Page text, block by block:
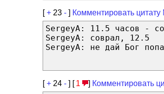
[+ 23 - ] Комментировать
SergeyA: 11.5 часов -
SergeyA: соврал, 12.5
SergeyA: не дай Бог
[+ 24 - ] [ 1 ] Комментировать